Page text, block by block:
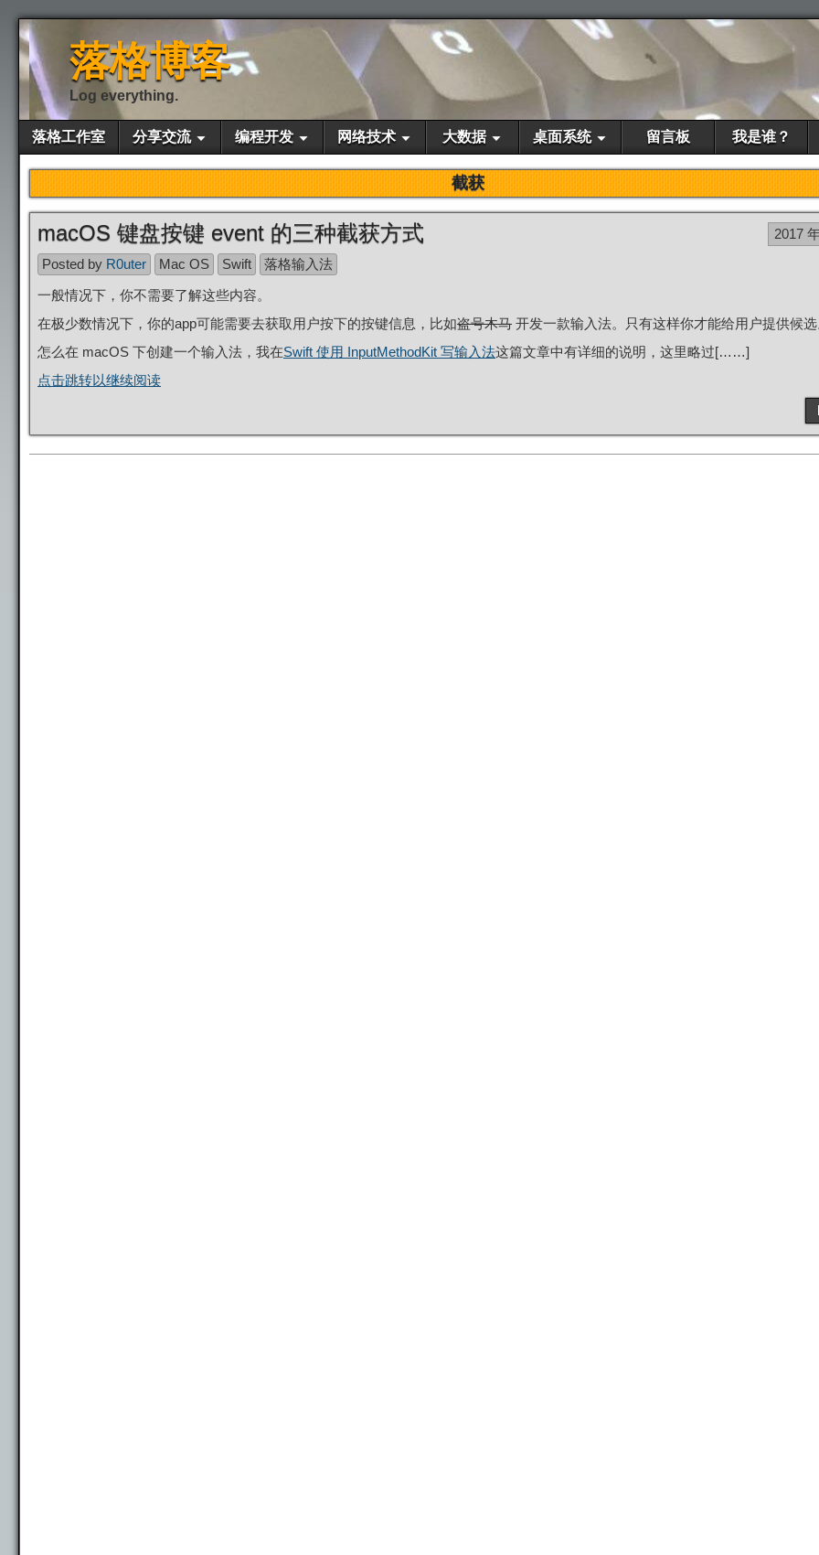
落格博客
Log everything.
落格工作室 分享交流 编程开发 网络技术 大数据 桌面系统 留言板 我是谁？
截获
macOS 键盘按键 event 的三种截获方式
2017
Posted by R0uter Mac OS Swift
落格输入法
一般情况下，你不需要了解这些内容。
在极少数情况下，你的app可能需要去获取用户按下的按键信息，比如盗号木马 开发一款输入法。只有这样你才能给用户提供候
怎么在 macOS 下创建一个输入法，我在Swift 使用 InputMethodKit 写输入法这篇文章中有详细的说明，这里略过[……]
点击跳转以继续阅读